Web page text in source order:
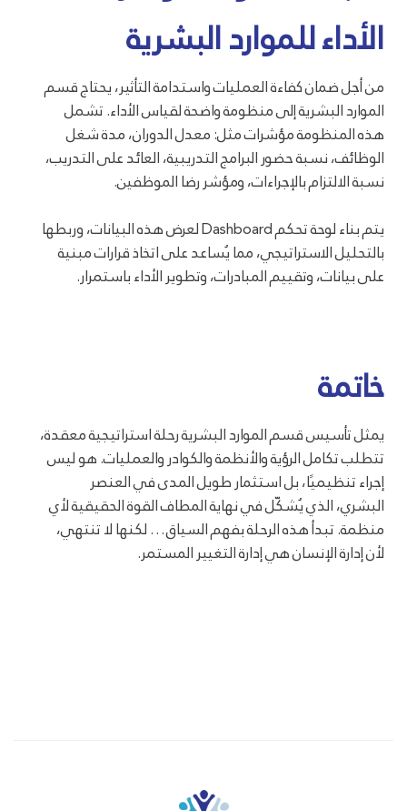
الأداء للموارد البشرية
من أجل ضمان كفاءة العمليات واستدامة التأثير، يحتاج قسم
الموارد البشرية إلى منظومة واضحة لقياس الأداء. تشمل
هذه المنظومة مؤشرات مثل: معدل الدوران، مدة شغل
الوظائف، نسبة حضور البرامج التدريبية، العائد على التدريب،
نسبة الالتزام بالإجراءات، ومؤشر رضا الموظفين.
يتم بناء لوحة تحكم Dashboard لعرض هذه البيانات، وربطها
بالتحليل الاستراتيجي، مما يُساعد على اتخاذ قرارات مبنية
على بيانات، وتقييم المبادرات، وتطوير الأداء باستمرار.
خاتمة
يمثل تأسيس قسم الموارد البشرية رحلة استراتيجية معقدة،
تتطلب تكامل الرؤية والأنظمة والكوادر والعمليات. هو ليس
إجراء تنظيميًا، بل استثمار طويل المدى في العنصر
البشري، الذي يُشكّل في نهاية المطاف القوة الحقيقية لأي
منظمة. تبدأ هذه الرحلة بفهم السياق… لكنها لا تنتهي،
لأن إدارة الإنسان هي إدارة التغيير المستمر.